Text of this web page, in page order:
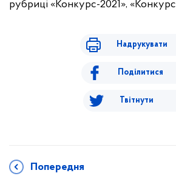
рубриці «Конкурс-2021»,
Надрукувати
Поділитися
Твітнути
Попередня